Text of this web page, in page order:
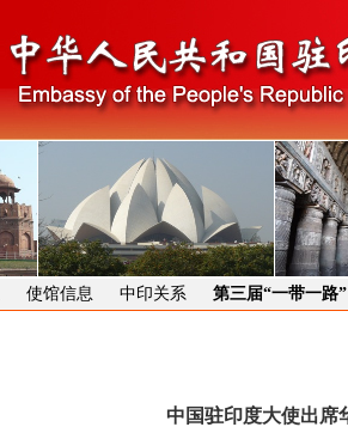
使馆信息 中印关系 第三届“一带一路
中国驻印度大使出席